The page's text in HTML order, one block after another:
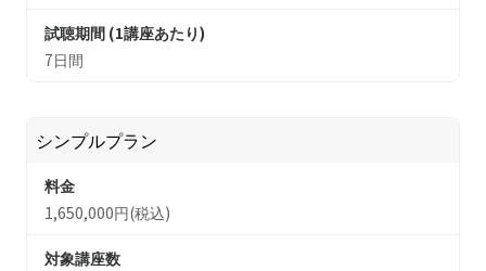
試聴期間 (1講座あたり)
7日間
シンプルプラン
料金
1,650,000円(税込)
対象講座数